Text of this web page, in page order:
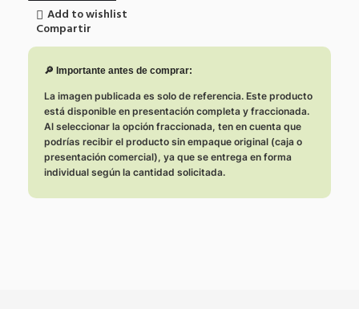
Add to wishlist
Compartir
🔎 Importante antes de comprar:
La imagen publicada es solo de referencia. Este producto
está disponible en presentación completa y fraccionada.
Al seleccionar la opción fraccionada, ten en cuenta que
podrías recibir el producto sin empaque original (caja o
presentación comercial), ya que se entrega en forma
individual según la cantidad solicitada.